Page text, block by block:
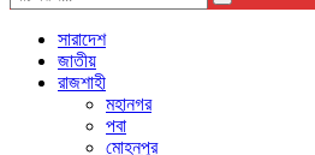
সারাদেশ
জাতীয়
রাজশাহী
মহানগর
পবা
মোহনপুর